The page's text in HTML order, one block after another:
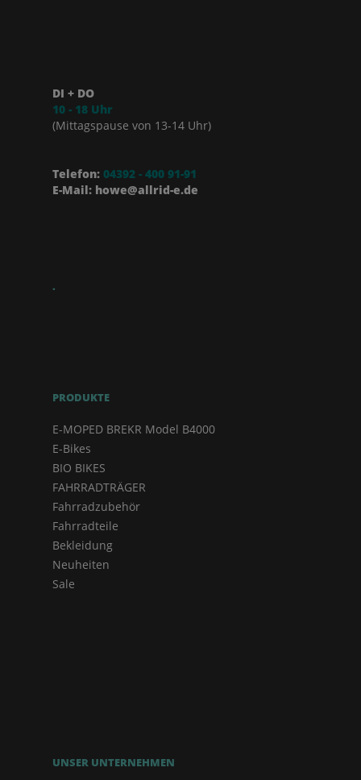
DI + DO
10 - 18 Uhr
(Mittagspause von 13-14 Uhr)
Telefon: 04392 - 400 91-91
E-Mail: howe@allrid-e.de
.
PRODUKTE
E-MOPED BREKR Model B4000
E-Bikes
BIO BIKES
FAHRRADTRÄGER
Fahrradzubehör
Fahrradteile
Bekleidung
Neuheiten
Sale
UNSER UNTERNEHMEN